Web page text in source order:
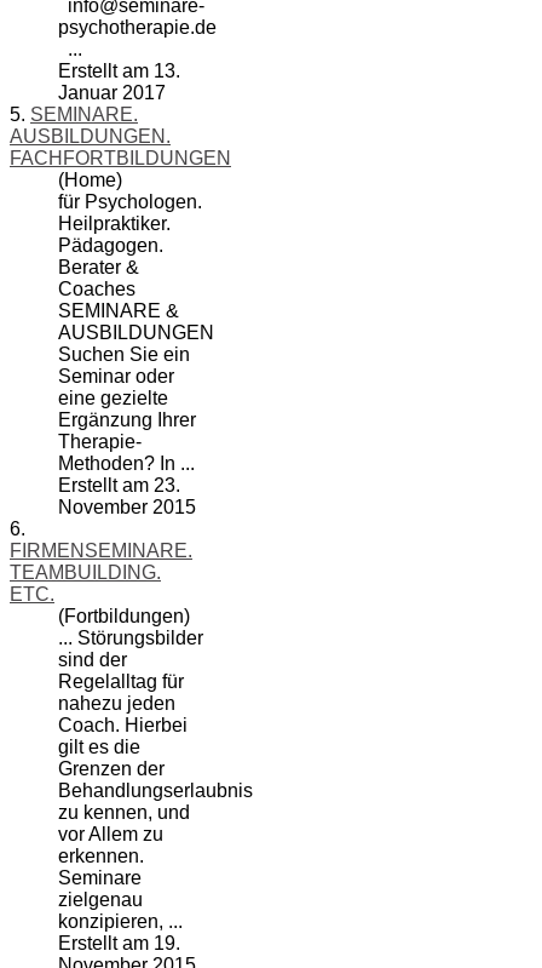
info@seminare-
psychotherapie.de
...
Erstellt am 13.
Januar 2017
5. SEMINARE.
AUSBILDUNGEN.
FACHFORTBILDUNGEN
(Home)
für Psychologen.
Heilpraktiker.
Pädagogen.
Berater &
Coaches
SEMINARE &
AUSBILDUNGEN
Suchen Sie ein
Seminar oder
eine gezielte
Ergänzung Ihrer
Therapie-
Methoden? In ...
Erstellt am 23.
November 2015
6.
FIRMENSEMINARE.
TEAMBUILDING.
ETC.
(Fortbildungen)
... Störungsbilder
sind der
Regelalltag für
nahezu jeden
Coach. Hierbei
gilt es die
Grenzen der
Behandlungserlaubnis
zu kennen, und
vor Allem zu
erkennen.
Seminare
zielgenau
konzipieren, ...
Erstellt am 19.